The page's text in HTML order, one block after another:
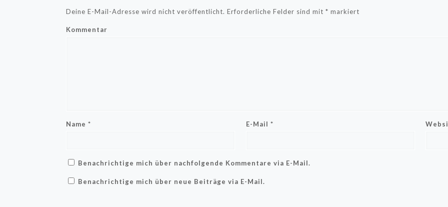
Deine E-Mail-Adresse wird nicht veröffentlicht. Erforderliche Felder sind mit* markiert
Kommentar
Name* E-Mail *
Benachrichtige mich über nachfolgende Kommentare via E-Mail.
Benachrichtige mich über neue Beiträge via E-Mail.